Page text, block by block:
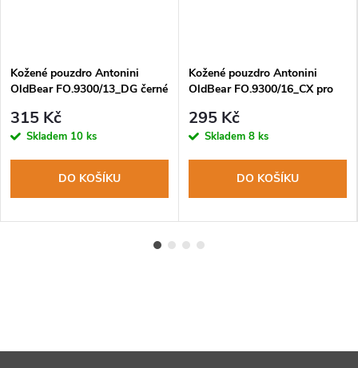
Kožené pouzdro Antonini
OldBear FO.9300/13_DG černé
315 Kč
Skladem 10 ks
DO KOŠÍKU
Kožené pouzdro Antonini
OldBear FO.9300/16_CX pro
295 Kč
Skladem 8 ks
DO KOŠÍKU